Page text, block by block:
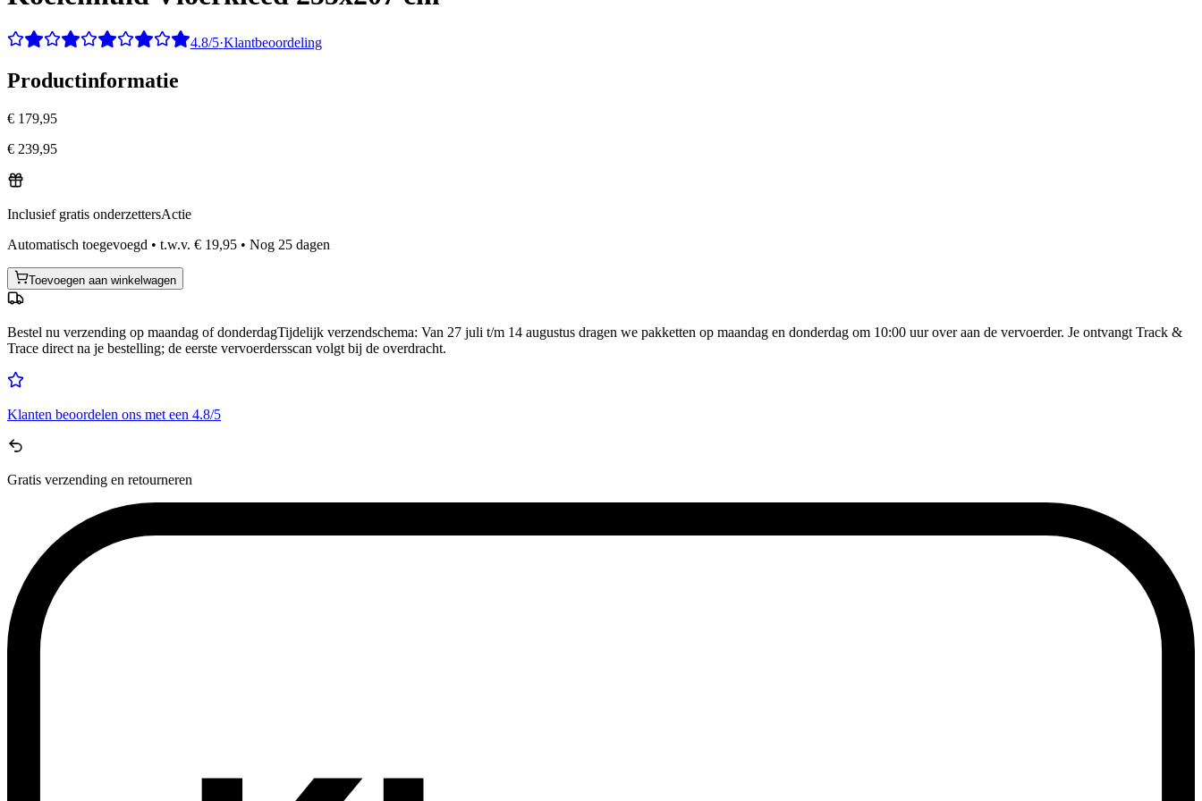
4.8/5·Klantbeoordeling
Productinformatie
€ 179,95
€ 239,95
Inclusief gratis onderzettersActie
Automatisch toegevoegd • t.w.v. € 19,95 • Nog 25 dagen
Toevoegen aan winkelwagen
Bestel nu verzending op maandag of donderdagTijdelijk verzendschema: Van 27 juli t/m 14 augustus dragen we pakketten op maandag en donderdag om 10:00 uur over aan de vervoerder. Je ontvangt Track &
Trace direct na je bestelling; de eerste vervoerdersscan volgt bij de overdracht.
Klanten beoordelen ons met een 4.8/5
Gratis verzending en retourneren